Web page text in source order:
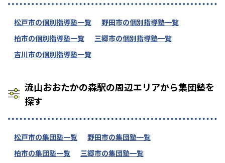
松戸市の個別指導塾一覧
野田市の個別指導塾一覧
柏市の個別指導塾一覧
三郷市の個別指導塾一覧
吉川市の個別指導塾一覧
流山おおたかの森駅の周辺エリアから集団塾を
探す
松戸市の集団塾一覧
野田市の集団塾一覧
柏市の集団塾一覧
三郷市の集団塾一覧